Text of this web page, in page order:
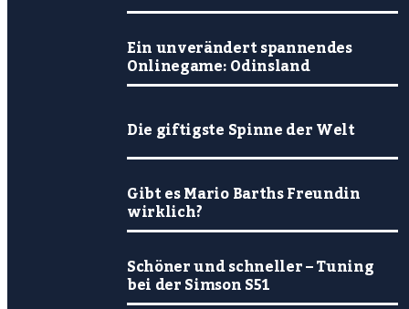
Ein unverändert spannendes
Onlinegame: Odinsland
Die giftigste Spinne der Welt
Gibt es Mario Barths Freundin
wirklich?
Schöner und schneller – Tuning
bei der Simson S51